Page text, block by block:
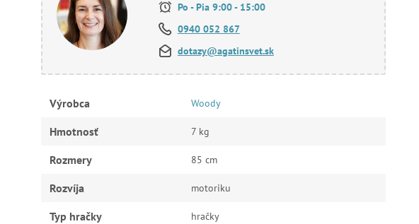
Po - Pia 9:00 - 15:00
0940 052 867
dotazy@agatinsvet.sk
Výrobca Woody
Hmotnosť 7 kg
Rozmery 85 cm
Rozvíja motoriku
Typ hračky hračky